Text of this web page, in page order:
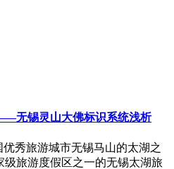
无锡灵山大佛标识系统浅析
秀旅游城市无锡马山的太湖之
级旅游度假区之一的无锡太湖旅